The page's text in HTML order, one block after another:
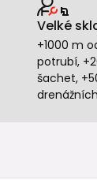
Velké
+1000 m
potrubí,
šachet,